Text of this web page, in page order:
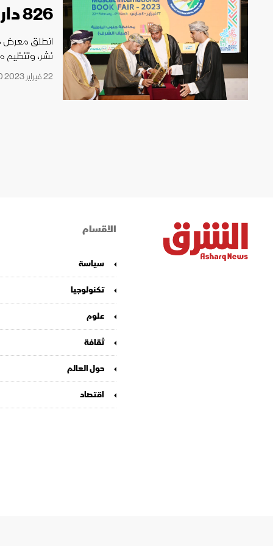
826 دار نشر
نشر، وتنظيم
22 فبراير 2023 21:20
الأقسام
سياسة
تكنولوجيا
علوم
ثقافة
حول العالم
اقتصاد